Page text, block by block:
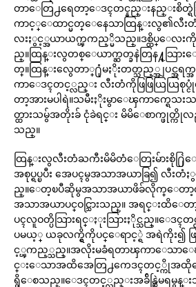
တာေတြ႕ရေတာ့ေဒၚတင္နည္းနည္းစိတ္
ကာင့္ေထာင္မတ္ေနေသာထြန္းလွ၏လီး
လးႏွင့္အယာယက္ၾကည့္မိသည္။ဒစ္ထိပ္ေလး
ည္။ထြန္းလွတစ္ေယာက္ဆတ္ခနဲတြန႔္သြား
တ္။ထြန္းလွေတာ္႐ုံမႏိုးတတ္သည့္အျပင္အရက္
ကာေဒၚတင့္လည္း လီးတံကိုဖြဖြယြယြ
တာ့အားမပါရဲ။သမီးႏိုးမွာေၾကာက္ရေ
တ္ထားသမွ်အတိုးခ် ငုံခဲရင္း မိမိေစာက္ဖုတ္ကိုလ
သည္။
ထြန္းလွလီးတံႀကီးမိမိတံေတြးမ်ားစို႐ြဲ
အစုပ္ရပ္ၿပီး အေပၚမွအသာအယာခြ၍ လီ
ည္။ေတ့ၿပီဆိုမွအသာအယာဖိခ်လိုက္ေတာ့လီ
အသာအယာပင္ဝင္သြားသည္။ အရင္းထိေတ
ပၚလူဝတ္ပိသြားရင္ႏုးသြားႏိုင္သည္။ေဒၚ
ပမယ့္ ယခုလက္ရွိကိုပင္ေရာင့္ရဲ အရဲကိုး၍ ဖ
င့္ၾကည့္သည္။အလိုးမခံရတာၾကာေသာေ
င္းေသာအထိအေတြ႕ကေဒၚတင့္ကိုအထိုက္
ရွိေစသည္။ေဒၚတင့္လည္းအခ်ိန္ဆြဲမရမွန္